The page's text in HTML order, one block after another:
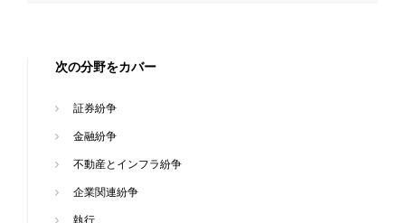
次の分野をカバー
証券紛争
金融紛争
不動産とインフラ紛争
企業関連紛争
執行